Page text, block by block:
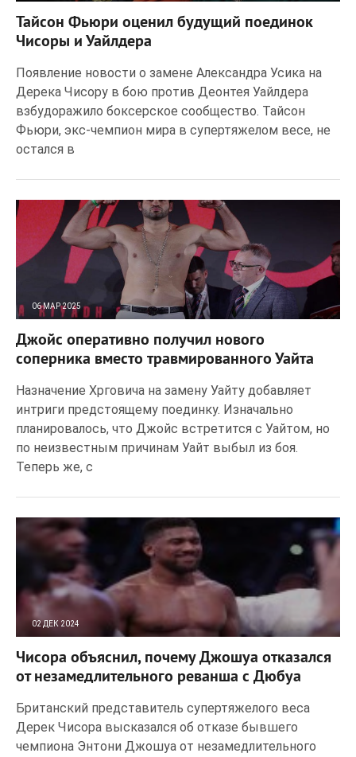
Тайсон Фьюри оценил будущий поединок
Чисоры и Уайлдера
Появление новости о замене Александра Усика на
Дерека Чисору в бою против Деонтея Уайлдера
взбудоражило боксерское сообщество. Тайсон
Фьюри, экс-чемпион мира в супертяжелом весе, не
остался в
06 МАР 2025
Джойс оперативно получил нового
соперника вместо травмированного Уайта
Назначение Хрговича на замену Уайту добавляет
интриги предстоящему поединку. Изначально
планировалось, что Джойс встретится с Уайтом, но
по неизвестным причинам Уайт выбыл из боя.
Теперь же, с
02 ДЕК 2024
Чисора объяснил, почему Джошуа отказался
от незамедлительного реванша с Дюбуа
Британский представитель супертяжелого веса
Дерек Чисора высказался об отказе бывшего
чемпиона Энтони Джошуа от незамедлительного